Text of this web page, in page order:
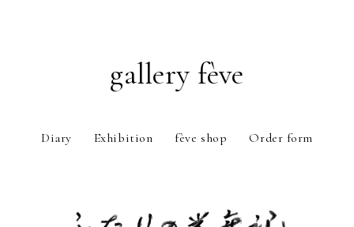
gallery fève
Diary Exhibition fève shop Order form